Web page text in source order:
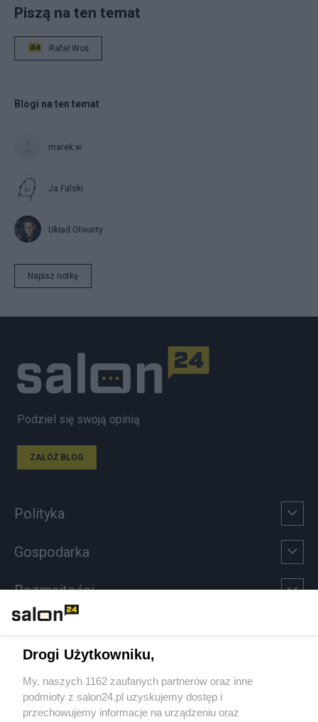
Piszą na ten temat
Rafał Woś
Blogi na ten temat
marek.w
Ja Falski
Układ Otwarty
Napisz notkę
Podziel się swoją opinią
ZAŁÓŻ BLOG
Polityka
Gospodarka
Rozmaitości
Sport
Społeczeństwo
Drogi Użytkowniku,
My, naszych 1162 zaufanych partnerów oraz inne
podmioty z salon24.pl uzyskujemy dostęp i
przechowujemy informacje na urządzeniu oraz